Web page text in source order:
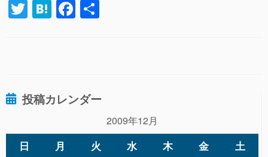
T H F
o
k
投稿カレンダー
2009年12月
日 月 火 水 木 金 土